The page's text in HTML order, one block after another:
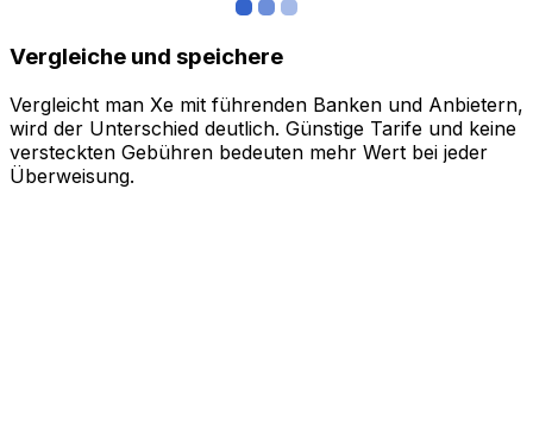
Vergleiche und speichere
Vergleicht man Xe mit führenden Banken und Anbietern,
wird der Unterschied deutlich. Günstige Tarife und keine
versteckten Gebühren bedeuten mehr Wert bei jeder
Überweisung.